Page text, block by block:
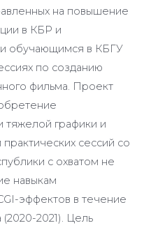
на повышение
в КБР и
обучающимся в КБГУ
по созданию
фильма. Проект
тяжелой графики и
сессий со
с охватом не
навыкам
эффектов в течение
2021). Цель